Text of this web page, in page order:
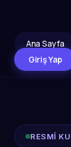
Ana Sayfa
Giriş Yap
RESMİ